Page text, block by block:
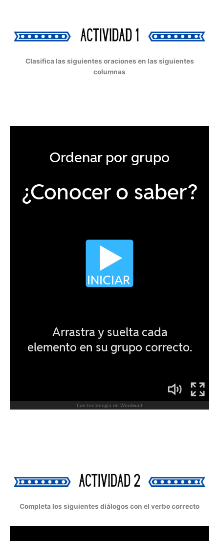
Clasifica las siguientes oraciones en las siguientes
columnas
Completa los siguientes diálogos con el verbo correcto